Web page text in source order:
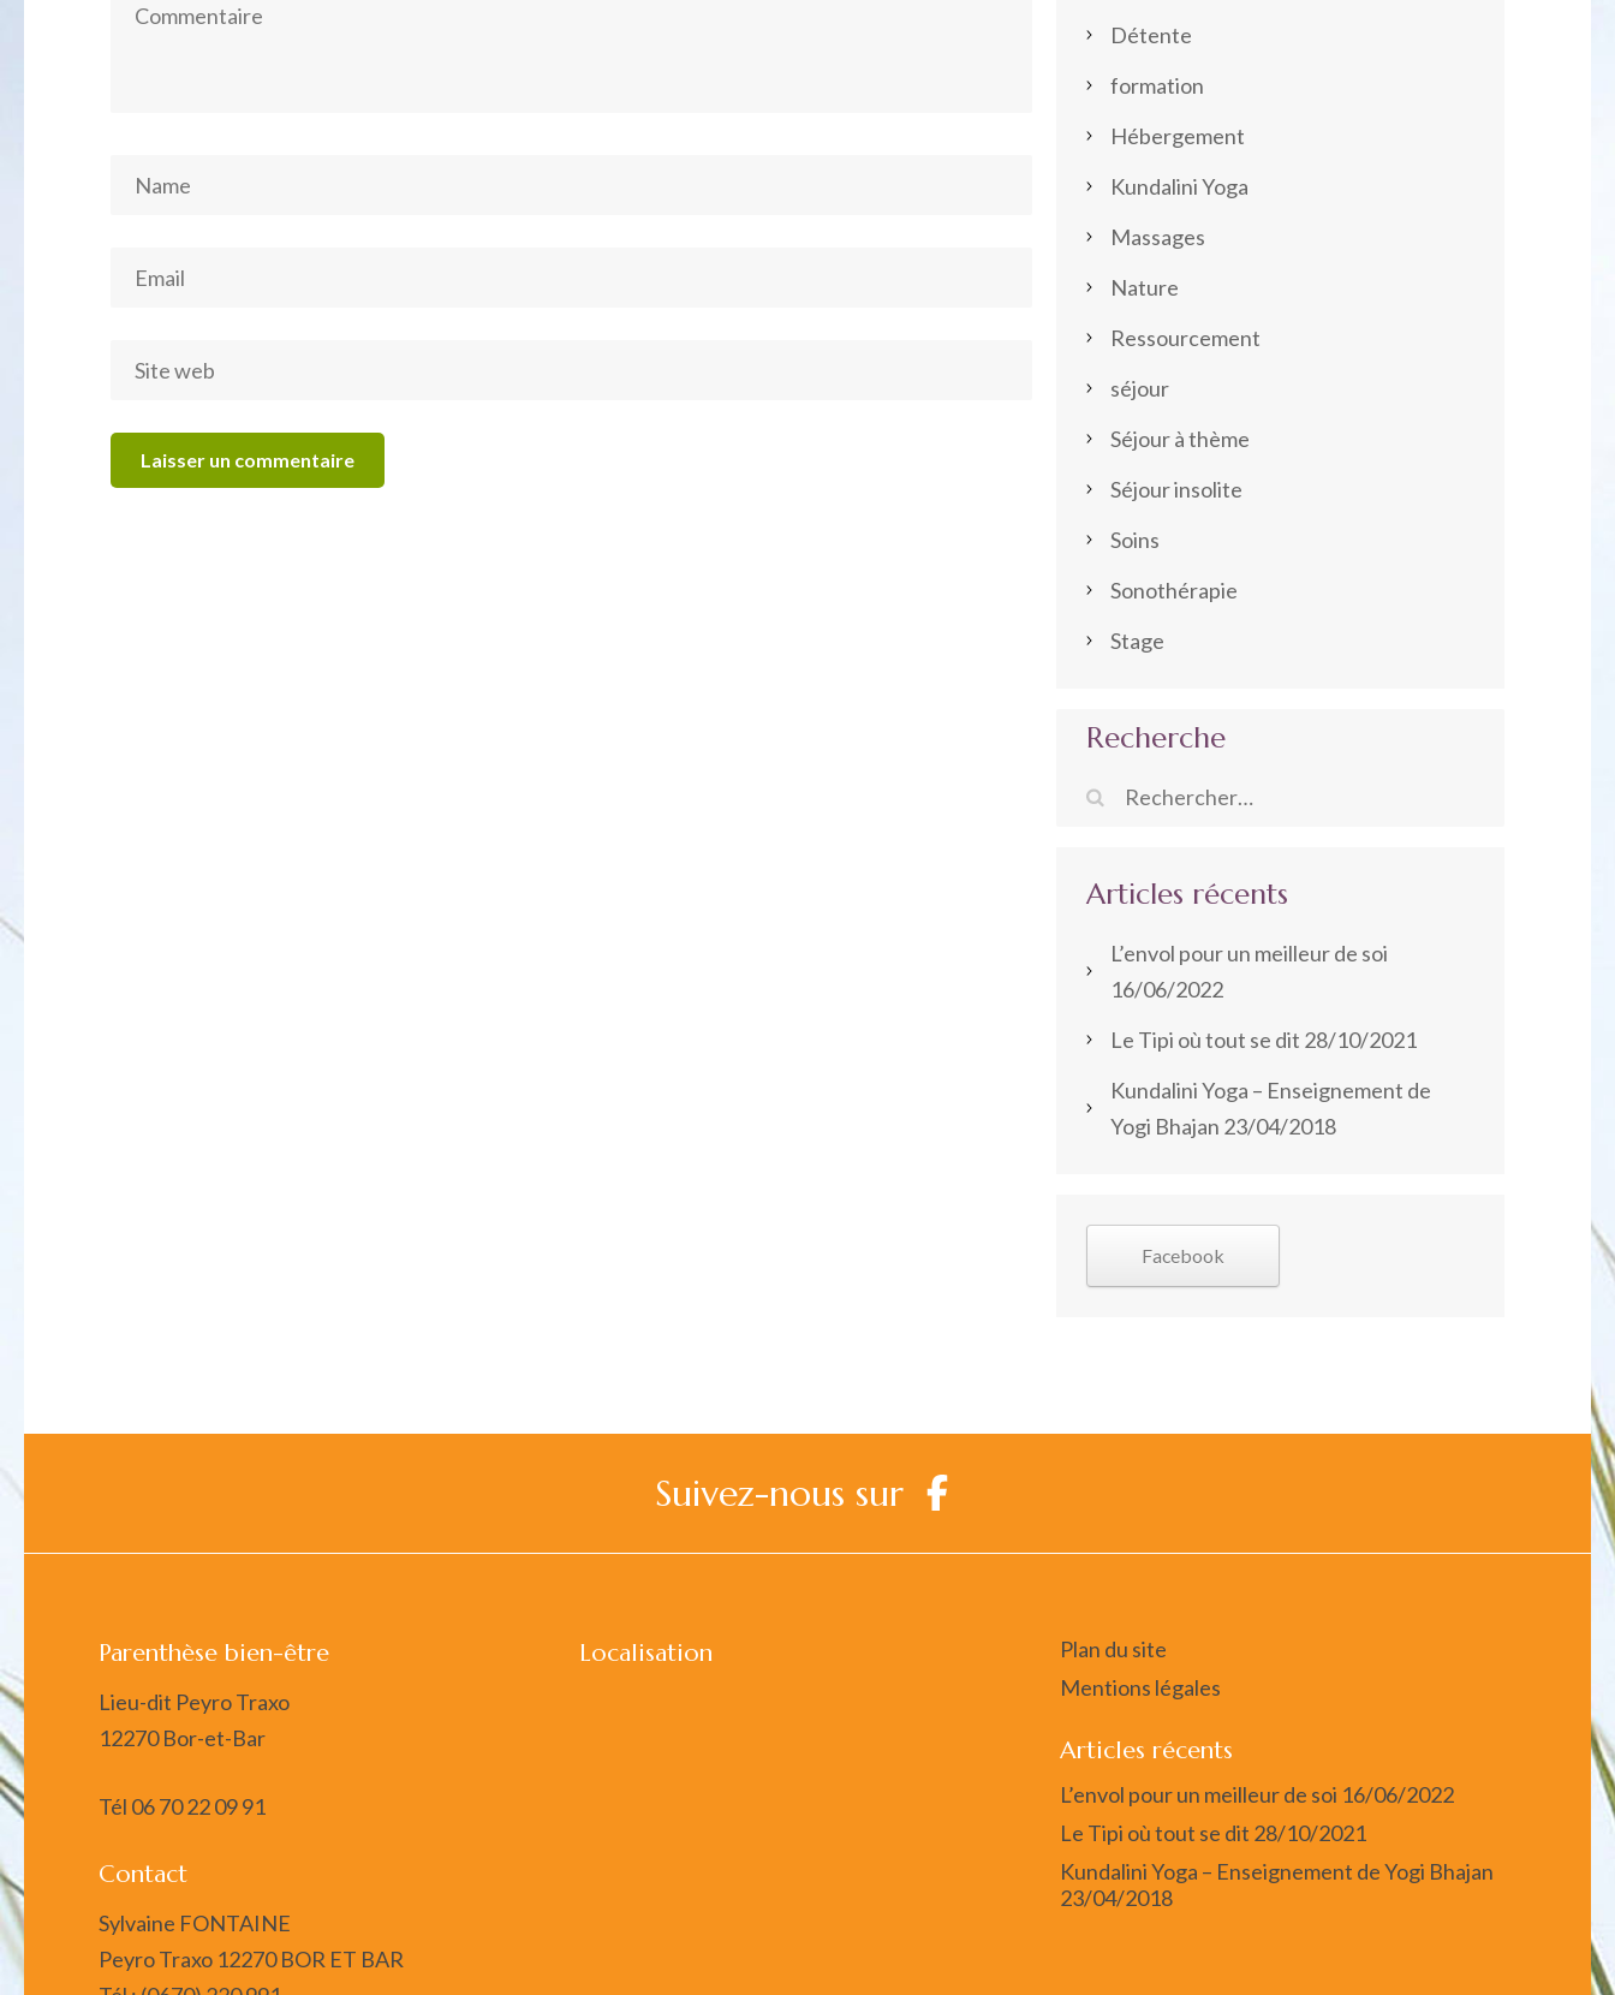
Détente
formation
Hébergement
Kundalini Yoga
Massages
Nature
Ressourcement
séjour
Séjour à thème
Séjour insolite
Soins
Sonothérapie
Stage
Recherche
Rechercher :
Articles récents
L’envol pour un meilleur de soi
16/06/2022
Le Tipi où tout se dit 28/10/2021
Kundalini Yoga – Enseignement de
Yogi Bhajan 23/04/2018
Facebook
Suivez-nous sur
Parenthèse bien-être
Lieu-dit Peyro Traxo
12270 Bor-et-Bar
Tél 06 70 22 09 91
Contact
Sylvaine FONTAINE
Peyro Traxo 12270 BOR ET BAR
Localisation
Plan du site
Mentions légales
Articles récents
L’envol pour un meilleur de soi 16/06/2022
Le Tipi où tout se dit 28/10/2021
Kundalini Yoga – Enseignement de Yogi Bhajan
23/04/2018